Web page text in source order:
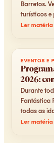
Barretos.
turísticos e
viver a
Ler
EVENTOS E
2026:
Durante
Fantástica
todas as
Fazendinha
Ler